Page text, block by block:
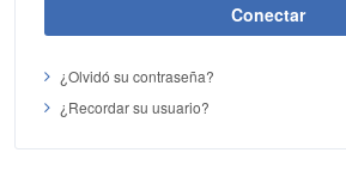
Conectar
¿Olvidó su contraseña?
¿Recordar su usuario?